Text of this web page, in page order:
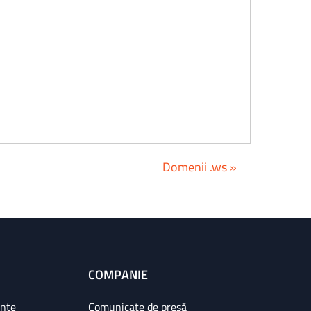
Domenii .ws »
COMPANIE
Comunicate de presă